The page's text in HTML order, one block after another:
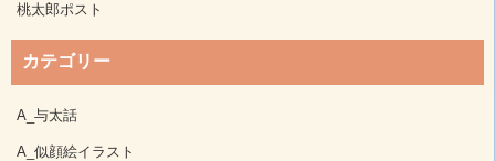
桃太郎ポスト
カテゴリー
A_与太話
A_似顔絵イラスト